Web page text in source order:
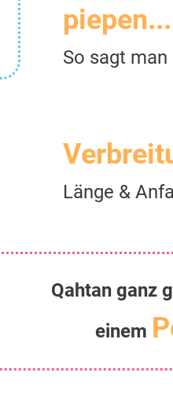
piepen...
So sagt man
Länge &
Qahtan ganz
einem